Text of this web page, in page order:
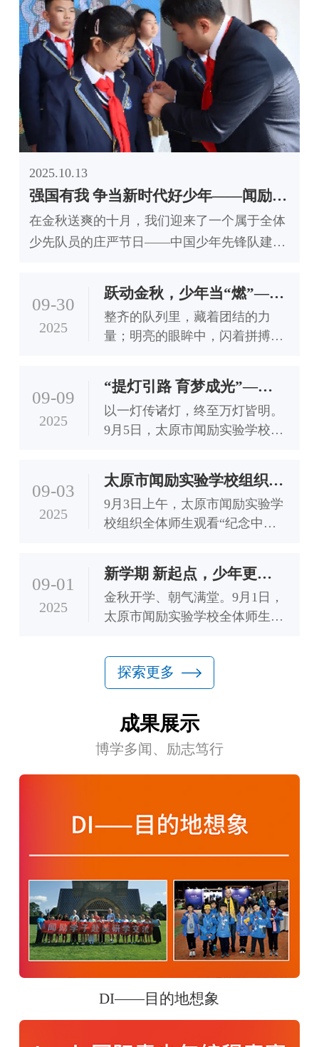
2025.10.13
强国有我 争当新时代好少年——闻励实验学校隆重举行2025少先队队委就职大会
在金秋送爽的十月，我们迎来了一个属于全体
少先队员的庄严节日——中国少年先锋队建队
承红色基因，争做时代新人，10月13日上午，
太原市闻励实验学校（小学部）全体师生齐聚
绿荫操场，隆重举行 “强国有我，争当新时代
09-30
2025
跃动金秋，少年当“燃”——太原市闻励实验学校2025秋季运动会，全程高燃
整齐的队列里，藏着团结的力
量；明亮的眼眸中，闪着拼搏的
励实验学校隆重举行2025秋季运
动会，全校师生共赴盛会。本届
运动会初中部、小学部分别举
行，共设置了田赛、径赛、球
六大类20余项比赛，两千余名运
动员参与角逐。旨在弘扬体育精
神，促进学生身心健康发展，追
求卓越、挑战自我。
09-09
2025
“提灯引路 育梦成光”——闻励实验学校隆重举行第41个教师节欢庆活动暨优秀教师表彰大会
以一灯传诸灯，终至万灯皆明。
9月5日，太原市闻励实验学校全
写教育强国建设华章”第41个教
师节欢庆活动暨2024-2025学年
度优秀教师表彰大会。
09-03
2025
太原市闻励实验学校组织全体师生观看“纪念中国人民抗日战争暨世界反法西斯战争胜利80周年阅兵式”
9月3日上午，太原市闻励实验学
校组织全体师生观看“纪念中国
09-01
2025
新学期 新起点，少年更向前——太原市闻励实验学校（小学部）隆重举行2025秋季开学典礼暨“开学第一课”教育活动
金秋开学、朝气满堂。9月1日，
太原市闻励实验学校全体师生精
以“新学期 新成长，少年更向
前”为主题的新学期开学典礼！
五星红旗在庄严的国歌声中冉冉
升起，拉开了新学期的辉煌序
幕。
探索更多
成果展示
博学多闻、励志笃行
DI——目的地想象